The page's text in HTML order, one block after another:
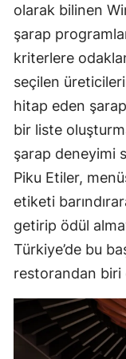
olarak bilinen
şarap
kriterlere
seçilen
hitap eden
bir liste
şarap deneyimi
Piku Etiler,
etiketi
getirip ödül
Türkiye’de bu
restorandan biri